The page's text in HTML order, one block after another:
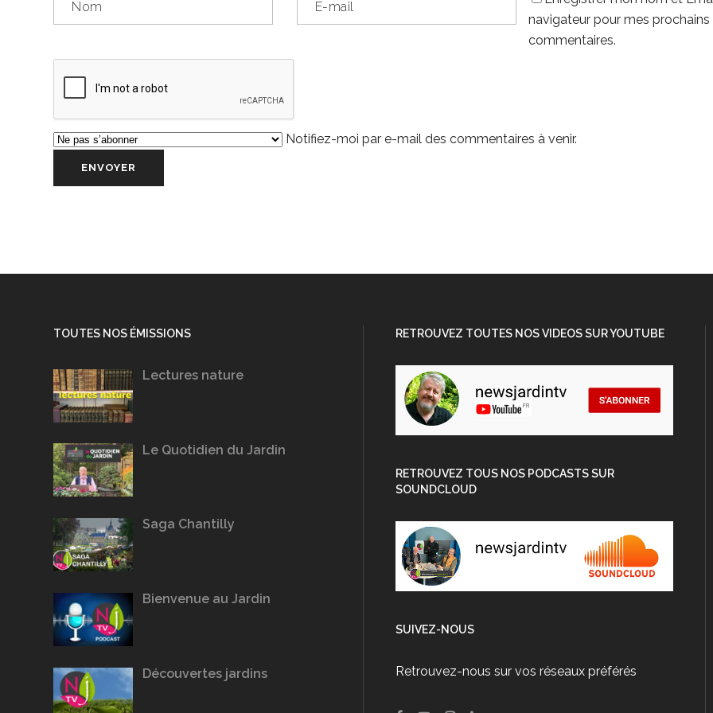
navigateur pour mes prochains
commentaires.
Notifiez-moi par e-mail des commentaires à venir.
TOUTES NOS ÉMISSIONS
Lectures nature
Le Quotidien du Jardin
Saga Chantilly
Bienvenue au Jardin
Découvertes jardins
RETROUVEZ TOUTES NOS VIDEOS SUR YOUTUBE
RETROUVEZ TOUS NOS PODCASTS SUR
SOUNDCLOUD
SUIVEZ-NOUS
Retrouvez-nous sur vos réseaux préférés